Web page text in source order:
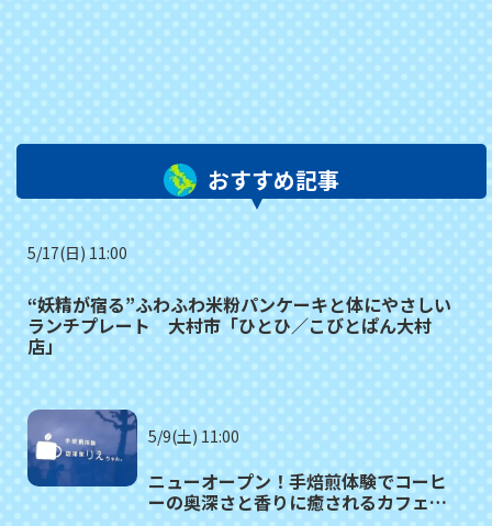
おすすめ記事
5/17(日) 11:00
“妖精が宿る”ふわふわ米粉パンケーキと体にやさしい
ランチプレート 大村市「ひとひ／こびとぱん大村
店」
5/9(土) 11:00
ニューオープン！手焙煎体験でコーヒ
ーの奥深さと香りに癒されるカフェ